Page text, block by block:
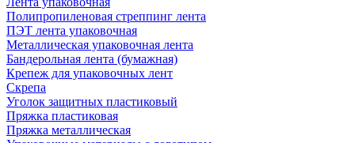
Полипропиленовая стреппинг лента
ПЭТ лента упаковочная
Металлическая упаковочная лента
Бандерольная лента (бумажная)
Крепеж для упаковочных лент
Скрепа
Уголок защитных пластиковый
Пряжка пластиковая
Пряжка металлическая